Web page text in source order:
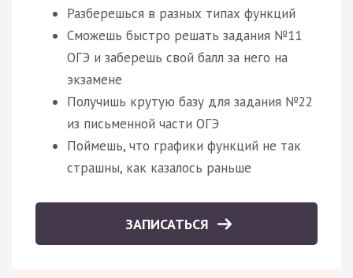
Разберешься в разных типах функций
Сможешь быстро решать задания №11
ОГЭ и заберешь свой балл за него на
экзамене
Получишь крутую базу для задания №22
из письменной части ОГЭ
Поймешь, что графики функций не так
страшны, как казалось раньше
ЗАПИСАТЬСЯ